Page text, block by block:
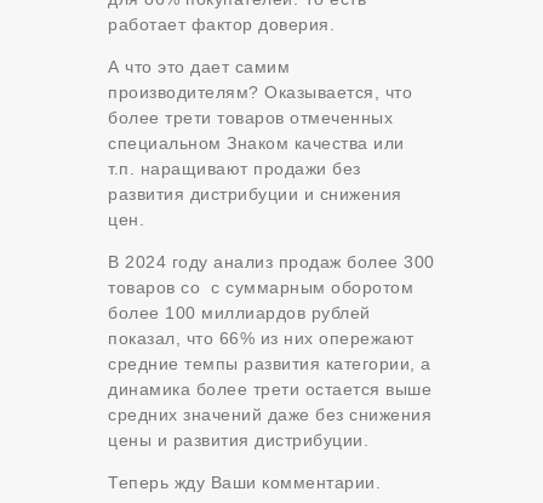
работает фактор доверия.
А что это дает самим
производителям? Оказывается, что
более трети товаров отмеченных
специальном Знаком качества или
т.п. наращивают продажи без
развития дистрибуции и снижения
цен.
В 2024 году анализ продаж более 300
товаров со с суммарным оборотом
более 100 миллиардов рублей
показал, что 66% из них опережают
средние темпы развития категории, а
динамика более трети остается выше
средних значений даже без снижения
цены и развития дистрибуции.
Теперь жду Ваши комментарии.